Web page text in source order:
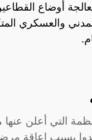
أوضاع
والعسكري
التي أعلن
بسبب إعاقة